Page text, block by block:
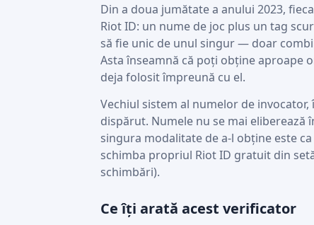
Din a doua jumătate a anului 2023,
Riot ID: un nume de joc plus un tag
să fie unic de unul singur — doar
Asta înseamnă că poți obține aproape
deja folosit împreună cu el.
Vechiul sistem al numelor de
dispărut. Numele nu se mai
singura modalitate de a-l obține este
schimba propriul Riot ID gratuit din
schimbări).
Ce îți arată acest verificator